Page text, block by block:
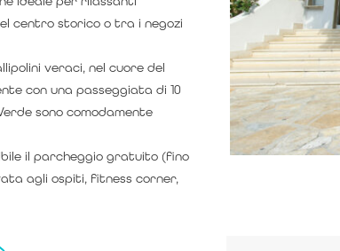
centro storico o tra i negozi
veraci, nel cuore del
con una passeggiata di 10
sono comodamente
il parcheggio gratuito (fino
agli ospiti, fitness corner,